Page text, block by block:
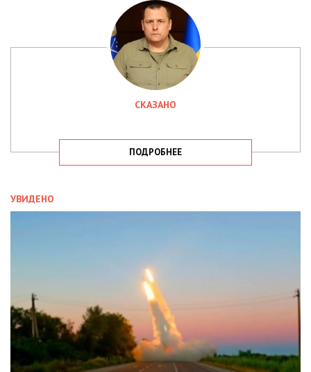
СКАЗАНО
ПОДРОБНЕЕ
УВИДЕНО